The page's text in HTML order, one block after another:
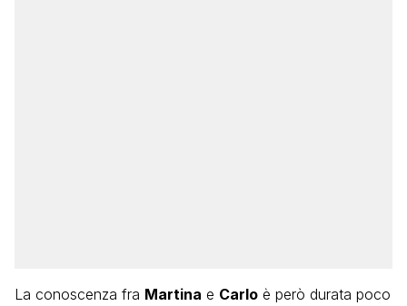
La conoscenza fra Martina e Carlo è però durata poco